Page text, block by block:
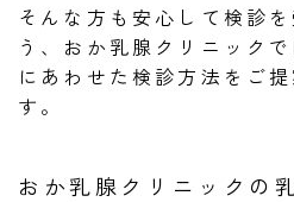
そんな方も安心して検診
う、おか乳腺クリニック
にあわせた検診方法をご
す。
おか乳腺クリニックの